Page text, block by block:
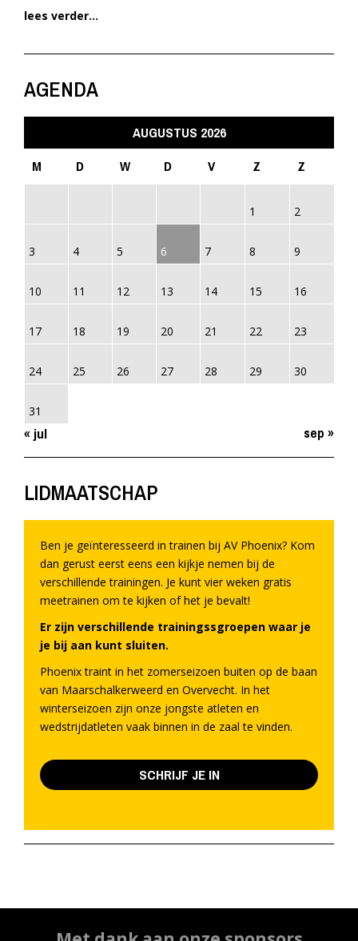
lees verder...
AGENDA
AUGUSTUS 2026
M
D W D V Z Z
1 2
3 4 5 6 7 8 9
10 11 12 13 14 15 16
17 18 19 20 21 22 23
24 25 26 27 28 29 30
31
« jul sep »
LIDMAATSCHAP
Ben je geïnteresseerd in trainen bij AV Phoenix? Kom
dan gerust eerst eens een kijkje nemen bij de
verschillende trainingen. Je kunt vier weken gratis
meetrainen om te kijken of het je bevalt!
Er zijn verschillende trainingssgroepen waar je
je bij aan kunt sluiten.
Phoenix traint in het zomerseizoen buiten op de baan
van Maarschalkerweerd en Overvecht. In het
winterseizoen zijn onze jongste atleten en
wedstrijdatleten vaak binnen in de zaal te vinden.
SCHRIJF JE IN